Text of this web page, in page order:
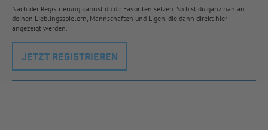
Nach der Registrierung kannst du dir Favoriten setzen. So bist du ganz nah an
deinen Lieblingsspielern, Mannschaften und Ligen, die dann direkt hier
angezeigt werden.
JETZT REGISTRIEREN